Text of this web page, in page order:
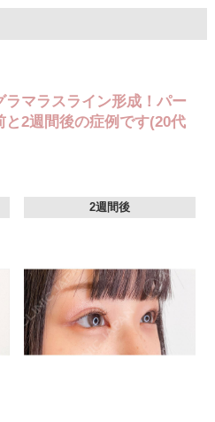
ラマラスライン形成！パー
2週間後の症例です(20代
2週間後